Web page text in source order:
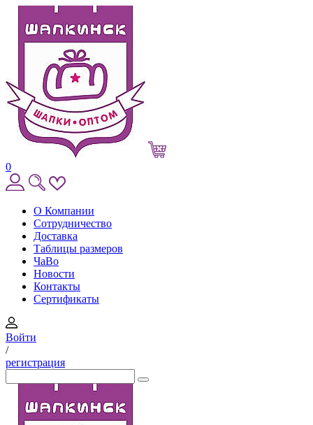
0
О Компании
Сотрудничество
Доставка
Таблицы размеров
ЧаВо
Новости
Контакты
Сертификаты
Войти
/
регистрация